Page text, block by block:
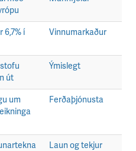
6,7% í
Vinnumarkaður
út
Ýmislegt
um
Ferðaþjónusta
Laun og tekjur